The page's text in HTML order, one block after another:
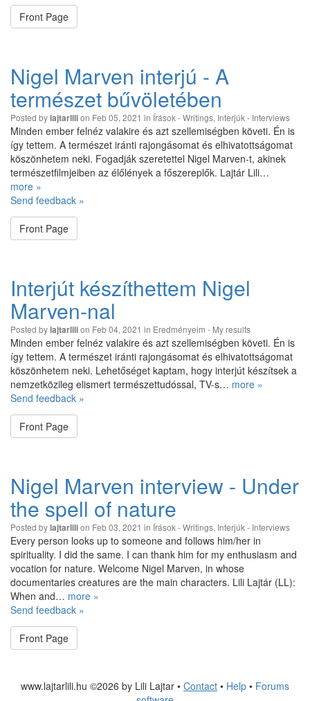
Front Page
Nigel Marven interjú - A
természet bűvöletében
Posted bylajtarlilion Feb 05, 2021 in Írások - Writings, Interjúk - Interviews
Minden ember felnéz valakire és azt szellemiségben követi. Én is
így tettem. A természet iránti rajongásomat és elhivatottságomat
köszönhetem neki. Fogadják szeretettel Nigel Marven-t, akinek
természetfilmjeiben az élőlények a főszereplők. Lajtár Lili…
more »
Send feedback »
Front Page
Interjút készíthettem Nigel
Marven-nal
Posted bylajtarlilion Feb 04, 2021 in Eredményeim - My results
Minden ember felnéz valakire és azt szellemiségben követi. Én is
így tettem. A természet iránti rajongásomat és elhivatottságomat
köszönhetem neki. Lehetőséget kaptam, hogy interjút készítsek a
nemzetközileg elismert természettudóssal, TV-s… more »
Send feedback »
Front Page
Nigel Marven interview - Under
the spell of nature
Posted bylajtarlilion Feb 03, 2021 in Írások - Writings, Interjúk - Interviews
Every person looks up to someone and follows him/her in
spirituality. I did the same. I can thank him for my enthusiasm and
vocation for nature. Welcome Nigel Marven, in whose
documentaries creatures are the main characters. Lili Lajtár (LL):
When and… more »
Send feedback »
Front Page
www.lajtarlili.hu ©2026 by Lili Lajtar • Contact • Help • Forums